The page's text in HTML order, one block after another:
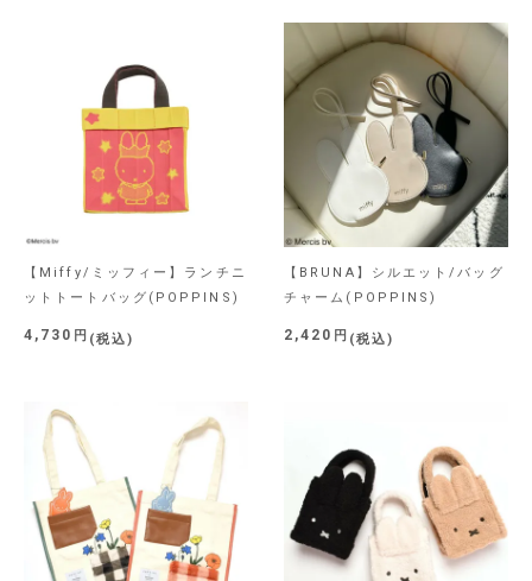
【Miffy/ミッフィー】ランチニ
ットトートバッグ(POPPINS)
4,730 税込
【BRUNA】シルエット/バッグ
チャーム(POPPINS)
2,420 税込